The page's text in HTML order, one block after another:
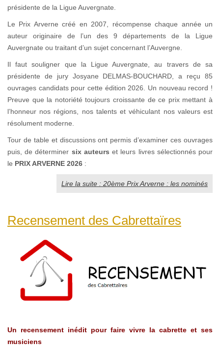
présidente de la Ligue Auvergnate.
Le Prix Arverne créé en 2007, récompense chaque année un
auteur originaire de l’un des 9 départements de la Ligue
Auvergnate ou traitant d’un sujet concernant l’Auvergne.
Il faut souligner que la Ligue Auvergnate, au travers de sa
présidente de jury Josyane DELMAS-BOUCHARD, a reçu 85
ouvrages candidats pour cette édition 2026. Un nouveau record !
Preuve que la notoriété toujours croissante de ce prix mettant à
l’honneur nos régions, nos talents et véhiculant nos valeurs est
résolument moderne.
Tour de table et discussions ont permis d’examiner ces ouvrages
puis, de déterminer six auteurs et leurs livres sélectionnés pour
le PRIX ARVERNE 2026 :
Lire la suite : 20ème Prix Arverne : les nominés
Recensement des Cabrettaïres
Un recensement inédit pour faire vivre la cabrette et ses
musiciens